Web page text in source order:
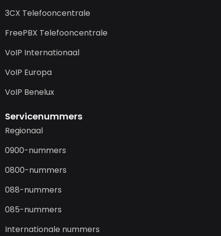
3CX Telefooncentrale
FreePBX Telefooncentrale
VoIP Internationaal
VoIP Europa
VoIP Benelux
Servicenummers
Regionaal
0900-nummers
0800-nummers
088-nummers
085-nummers
Internationale nummers